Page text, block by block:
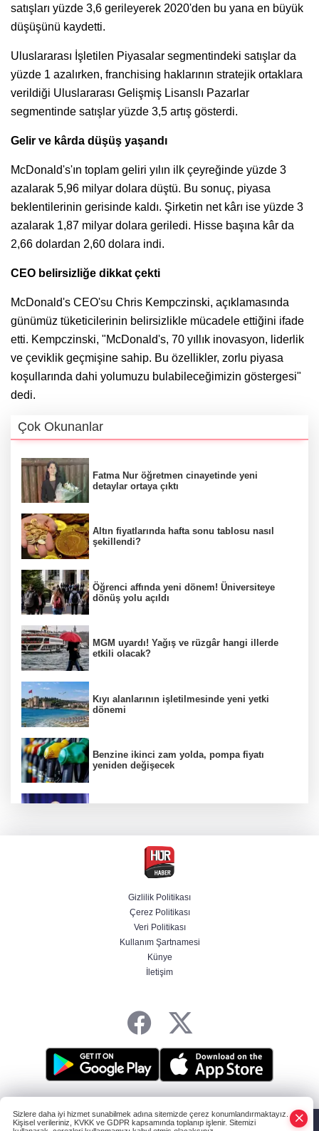
satışları yüzde 3,6 gerileyerek 2020'den bu yana en büyük
düşüşünü kaydetti.
Uluslararası İşletilen Piyasalar segmentindeki satışlar da
yüzde 1 azalırken, franchising haklarının stratejik ortaklara
verildiği Uluslararası Gelişmiş Lisanslı Pazarlar
segmentinde satışlar yüzde 3,5 artış gösterdi.
Gelir ve kârda düşüş yaşandı
McDonald's'ın toplam geliri yılın ilk çeyreğinde yüzde 3
azalarak 5,96 milyar dolara düştü. Bu sonuç, piyasa
beklentilerinin gerisinde kaldı. Şirketin net kârı ise yüzde 3
azalarak 1,87 milyar dolara geriledi. Hisse başına kâr da
2,66 dolardan 2,60 dolara indi.
CEO belirsizliğe dikkat çekti
McDonald's CEO'su Chris Kempczinski, açıklamasında
günümüz tüketicilerinin belirsizlikle mücadele ettiğini ifade
etti. Kempczinski, "McDonald's, 70 yıllık inovasyon, liderlik
ve çeviklik geçmişine sahip. Bu özellikler, zorlu piyasa
koşullarında dahi yolumuzu bulabileceğimizin göstergesi"
dedi.
Çok Okunanlar
Fatma Nur öğretmen cinayetinde yeni
detaylar ortaya çıktı
Altın fiyatlarında hafta sonu tablosu nasıl
şekillendi?
Öğrenci affında yeni dönem! Üniversiteye
dönüş yolu açıldı
MGM uyardı! Yağış ve rüzgâr hangi illerde
etkili olacak?
Kıyı alanlarının işletilmesinde yeni yetki
dönemi
Benzine ikinci zam yolda, pompa fiyatı
yeniden değişecek
Başsavcılıktan Muzaffer Şirin hakkında
gözaltı talimatı
Bakan Uraloğlu açıkladı: Türkiye’nin 7 aylık
havayolu trafiğinde yeni tablo
Cansever’den acı haber! Ünlü isimler peş
Gizlilik Politikası
Çerez Politikası
Veri Politikası
Kullanım Şartnamesi
Künye
İletişim
Tüm hakları saklıdır.
Sizlere daha iyi hizmet sunabilmek adına sitemizde çerez konumlandırmaktayız.
Kişisel verileriniz, KVKK ve GDPR kapsamında toplanıp işlenir. Sitemizi